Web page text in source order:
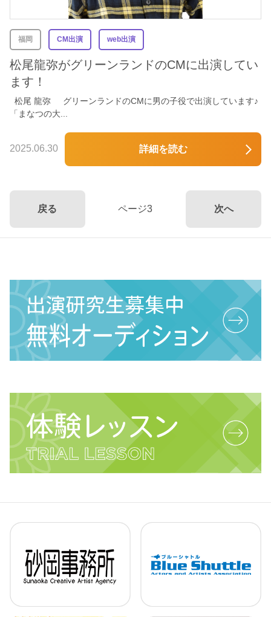
福岡 CM出演 web出演
松尾龍弥がグリーンランドのCMに出演してい
ます！
松尾 龍弥 グリーンランドのCMに男の子役で出演しています♪
「まなつの大...
2025.06.30 詳細を読む
戻る ページ3 次へ